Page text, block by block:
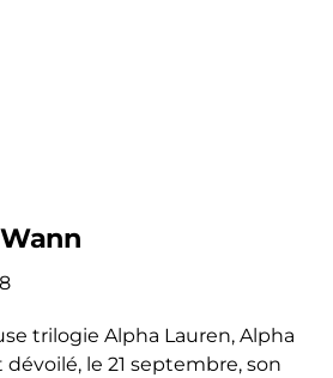
trilogie Alpha Lauren, Alpha
le 21 septembre, son